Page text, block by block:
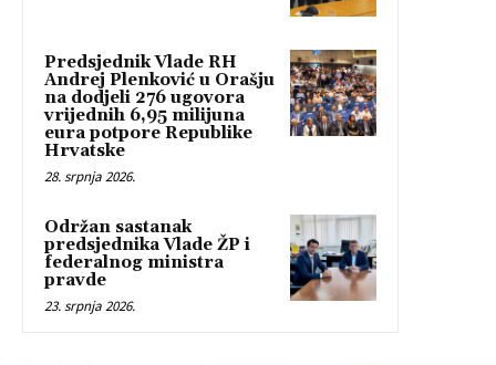
Predsjednik Vlade RH
Andrej Plenković u Orašju
na dodjeli 276 ugovora
vrijednih 6,95 milijuna
eura potpore Republike
Hrvatske
28. srpnja 2026.
Održan sastanak
predsjednika Vlade ŽP i
federalnog ministra
pravde
23. srpnja 2026.